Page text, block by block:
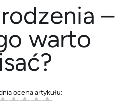
–
warto
ocena artykułu: